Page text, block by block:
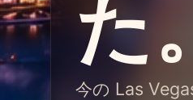
た
今の Las